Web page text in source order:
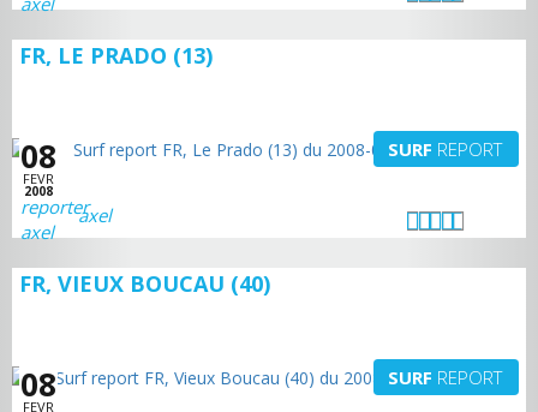
FR, LE PRADO (13)
08
FEVR
2008
SURF REPORT
axel
FR, VIEUX BOUCAU (40)
08
FEVR
SURF REPORT